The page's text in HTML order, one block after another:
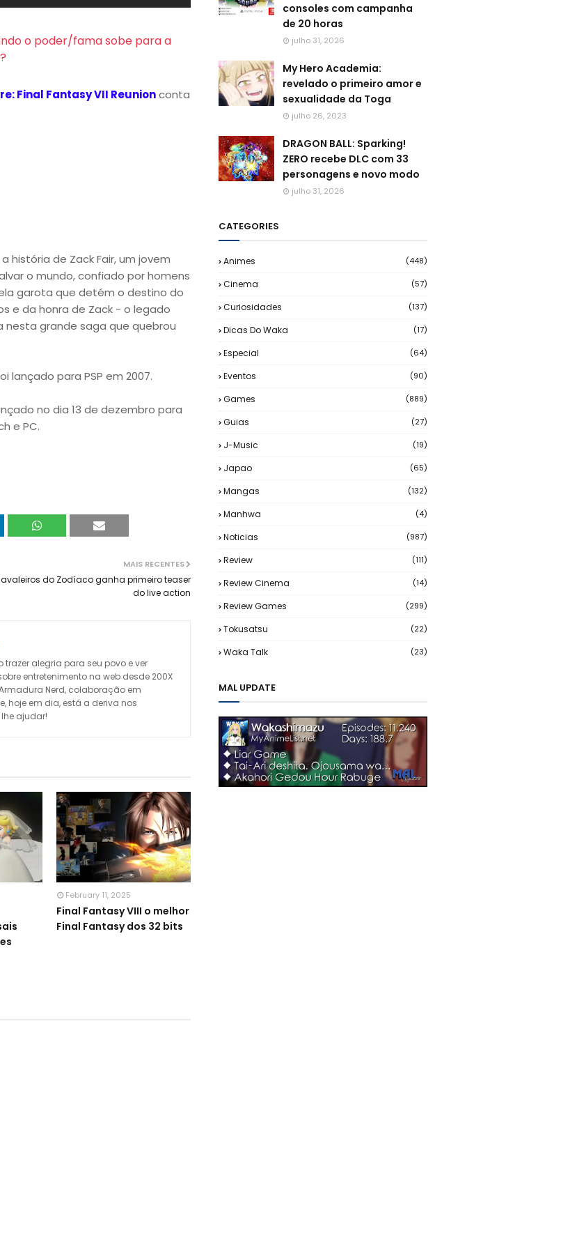
o poder/fama sobe para a
Final Fantasy VII Reunionconta
história de Zack Fair, um jovem
o mundo, confiado por homens
garota que detém o destino do
e da honra de Zack - o legado
grande saga que quebrou
lançado para PSP em 2007.
no dia 13 de dezembro para
e PC.
MAIS RECENTES
do Zodíaco ganha primeiro teaser
do live action
trazer alegria para seu povo e ver
entretenimento na web desde 200X
Nerd, colaboração em
hoje em dia, está a deriva nos
ajudar!
February 11, 2025
Final Fantasy VIII o melhor
Final Fantasy dos 32 bits
consoles com campanha
de 20 horas
julho 31, 2026
My Hero Academia:
revelado o primeiro amor e
sexualidade da Toga
julho 26, 2023
DRAGON BALL: Sparking!
ZERO recebe DLC com 33
personagens e novo modo
julho 31, 2026
CATEGORIES
Animes (448)
Cinema (57)
Curiosidades (137)
Dicas Do Waka (17)
Especial (64)
Eventos (90)
Games (889)
Guias (27)
J-Music (19)
Japao (65)
Mangas (132)
Manhwa (4)
Noticias (987)
Review (111)
Review Cinema (14)
Review Games (299)
Tokusatsu (22)
Waka Talk (23)
MAL UPDATE